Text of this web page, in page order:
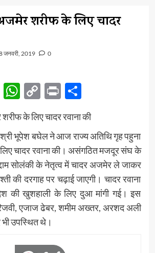
शरीफ के लिए चादर
जनवरी, 2019 0
WhatsApp
Copy
PrintShare
के लिए चादर रवाना की
भूपेश बघेल ने आज राज्य अतिथि गृह पहुना
चादर रवाना की। असंगठित मजदूर संघ के
सोलंकी के नेतृत्व में चादर अजमेर ले जाकर
की दरगाह पर चढ़ाई जाएगी। चादर रवाना
की खुशहाली के लिए दुआ मांगी गई। इस
एजाज ढेबर, शमीम अख्तर, अरशद अली
भी उपस्थित थे।